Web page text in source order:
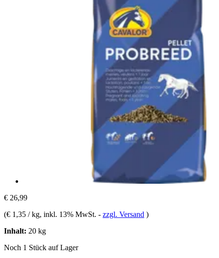
€ 26,99
(€ 1,35 / kg, inkl. 13% MwSt. - zzgl. Versand )
Inhalt: 20 kg
Noch 1 Stück auf Lager